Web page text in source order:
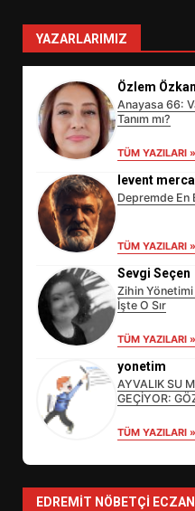
YAZARLARIMIZ
Özlem Özkan
Anayasa 66:
Tanım mı?
TÜM YAZILARI »
levent
Depremde En
TÜM YAZILARI »
Sevgi Seçen
Zihin Yönetimi
İşte O Sır
TÜM YAZILARI »
yonetim
AYVALIK SU
GEÇİYOR:
TÜM YAZILARI »
EDREMIT NÖBETÇI
4